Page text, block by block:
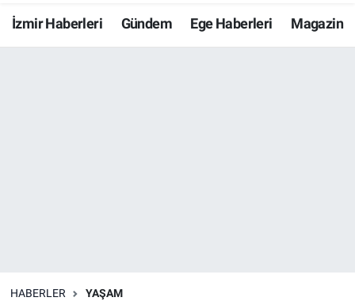
İzmir Haberleri Gündem Ege Haberleri Magazin
HABERLER YAŞAM
Resmi İlanlar